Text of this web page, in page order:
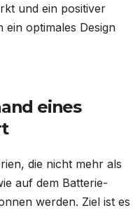
und ein positiver
optimales Design
eines
die nicht mehr als
auf dem Batterie-
werden. Ziel ist es